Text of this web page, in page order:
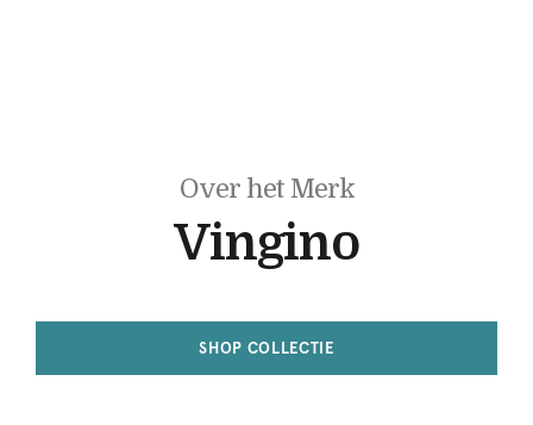
Over het Merk
Vingino
SHOP COLLECTIE